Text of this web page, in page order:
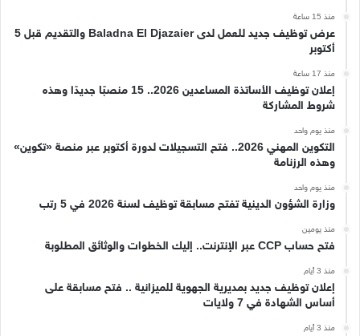
منذ 15 ساعة
عرض توظيف جديد للعمل لدى Baladna El Djazaier والتقديم قبل 5
أكتوبر
منذ 17 ساعة
إعلان توظيف الأساتذة المساعدين 2026.. 15 منصبًا جديدًا وهذه
شروط المشاركة
منذ يوم واحد
التكوين المهني 2026.. فتح التسجيلات لدورة أكتوبر عبر منصة «تكوين»
وهذه الرزنامة
منذ يوم واحد
وزارة الشؤون الدينية تفتح مسابقة توظيف لسنة 2026 في 5 رتب
منذ يومين
فتح حساب CCP عبر الإنترنت.. إليك الخطوات والوثائق المطلوبة
منذ 3 أيام
إعلان توظيف جديد بمديرية الجهوية للميزانية .. فتح مسابقة على
أساس الشهادة في 7 ولايات
منذ 3 أيام